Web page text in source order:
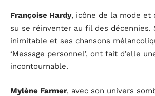
Françoise Hardy, icône de la mode et
su se réinventer au fil des décennies.
inimitable et ses chansons
‘Message personnel’, ont fait d’elle
incontournable.
Mylène Farmer, avec son univers